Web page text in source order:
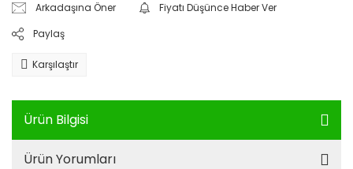
Arkadaşına Öner
Fiyatı Düşünce Haber Ver
Paylaş
Karşılaştır
Ürün Bilgisi
Ürün Yorumları